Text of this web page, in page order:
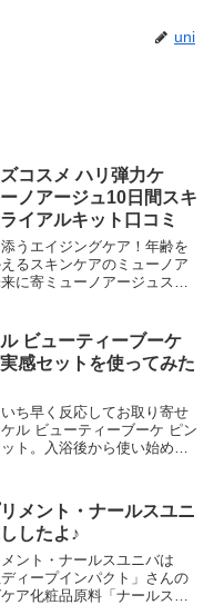
uni
ズコスメ ハリ弾力ケ
ノアージュ10日間スキ
イアルキット口コミ
うエイジングケア！年齢を
るスキンケアのミューノア
に寄ミューノアージュスキ
ビューティーブーケ
感セットを使ってみた
ち早く反応してお取り寄せ
ル ビューティーブーケ ピン
ト。入浴後から使い始めて
久々の感覚にびっくり！と
の良い朝を迎えられまし
メント・ナールスユニ
したよ♪
ント・ナールスユニバは
ディープインパクト」さんの
ア化粧品原料「ナールスゲ